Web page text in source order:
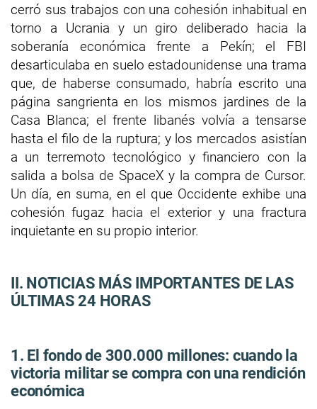
cerró sus trabajos con una cohesión inhabitual en
torno a Ucrania y un giro deliberado hacia la
soberanía económica frente a Pekín; el FBI
desarticulaba en suelo estadounidense una trama
que, de haberse consumado, habría escrito una
página sangrienta en los mismos jardines de la
Casa Blanca; el frente libanés volvía a tensarse
hasta el filo de la ruptura; y los mercados asistían
a un terremoto tecnológico y financiero con la
salida a bolsa de SpaceX y la compra de Cursor.
Un día, en suma, en el que Occidente exhibe una
cohesión fugaz hacia el exterior y una fractura
inquietante en su propio interior.
II. NOTICIAS MÁS IMPORTANTES DE LAS
ÚLTIMAS 24 HORAS
1. El fondo de 300.000 millones: cuando la
victoria militar se compra con una rendición
económica